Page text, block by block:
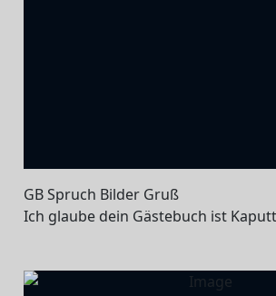
GB Spruch Bilder Gruß
Ich glaube dein Gästebuch ist